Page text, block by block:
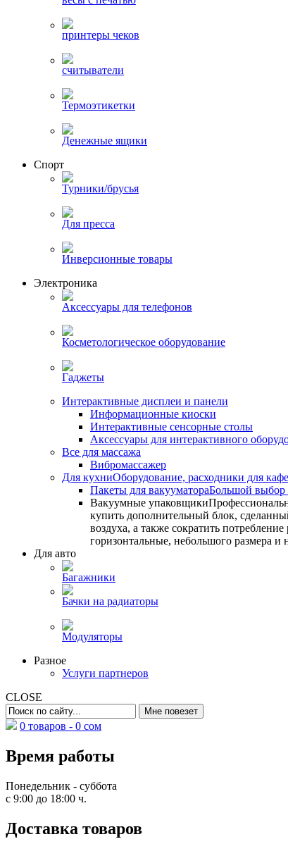
принтеры чеков
считыватели
Термоэтикетки
Денежные ящики
Спорт
Турники/брусья
Для пресса
Инверсионные товары
Электроника
Аксессуары для телефонов
Косметологическое оборудование
Гаджеты
Интерактивные дисплеи и панели
Информационные киоски
Интерактивные сенсорные столы
Аксессуары для интерактивного
Все для массажа
Вибромассажер
Для кухниОборудование, расходники для
Пакеты для вакууматораБольшой выбор
Вакуумные упаковщики
купить дополнительный блок,
воздуха, а также сократить
горизонтальные, небольшого размера
Для авто
Багажники
Бачки на радиаторы
Модуляторы
Разное
Услуги партнеров
CLOSE
0 товаров - 0 сом
Время работы
Понедельник - суббота
с 9:00 до 18:00 ч.
Доставка товаров